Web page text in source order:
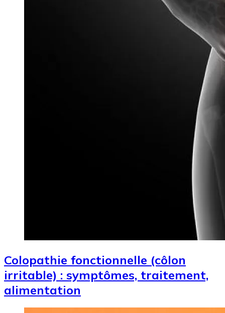
Colopathie fonctionnelle (côlon
irritable) : symptômes, traitement,
alimentation